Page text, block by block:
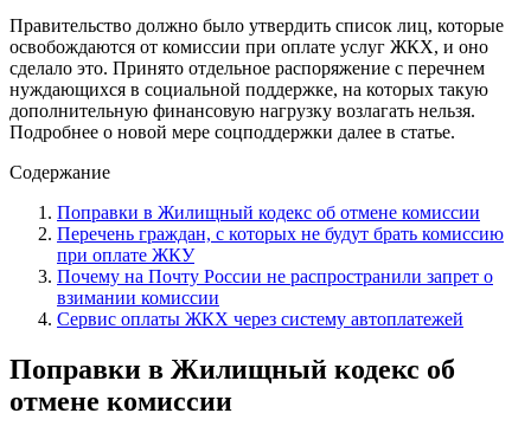
Правительство должно было утвердить список лиц, которые
освобождаются от комиссии при оплате услуг ЖКХ, и оно
сделало это. Принято отдельное распоряжение с перечнем
нуждающихся в социальной поддержке, на которых такую
дополнительную финансовую нагрузку возлагать нельзя.
Подробнее о новой мере соцподдержки далее в статье.
Содержание
Поправки в Жилищный кодекс об отмене комиссии
Перечень граждан, с которых не будут брать комиссию
при оплате ЖКУ
Почему на Почту России не распространили запрет о
взимании комиссии
Сервис оплаты ЖКХ через систему автоплатежей
Поправки в Жилищный кодекс об
отмене комиссии